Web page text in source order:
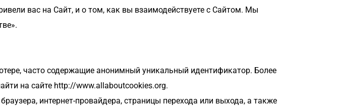
вас на Сайт, и о том, как вы взаимодействуете с Сайтом. Мы
часто содержащие анонимный уникальный идентификатор. Более
на сайте http://www.allaboutcookies.org.
интернет-провайдера, страницы перехода или выхода, а также